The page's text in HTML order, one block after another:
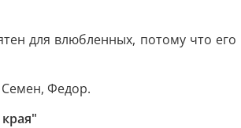
для влюбленных, потому что
Федор.